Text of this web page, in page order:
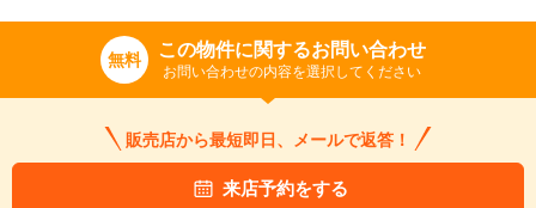
無料 この物件に関するお問い合わせ
お問い合わせの内容を選択してください
販売店から最短即日、メールで返答！
来店予約をする